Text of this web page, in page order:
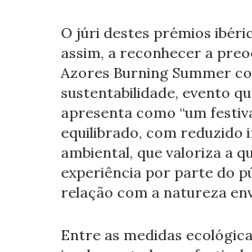
O júri destes prémios
assim, a reconhecer a
Azores Burning Summer
sustentabilidade, evento
apresenta como “um
equilibrado, com reduzido
ambiental, que valoriza a
experiência por parte do
relação com a natureza
Entre as medidas